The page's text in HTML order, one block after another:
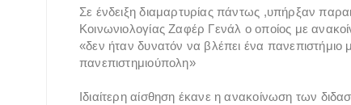
Σε ένδειξη διαμαρτυρίας πάντως ,υπήρξαν
Κοινωνιολογίας Ζαφέρ Γενάλ ο οποίος με
«δεν ήταν δυνατόν να βλέπει ένα πανεπιστήμιο
πανεπιστημιούπολη»
Ιδιαίτερη αίσθηση έκανε η ανακοίνωση των